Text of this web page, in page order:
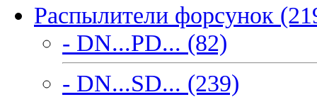
Распылители форсунок
- DN...PD... (82)
- DN...SD... (239)